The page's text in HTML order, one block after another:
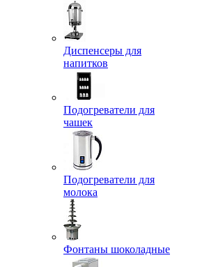
Диспенсеры для
напитков
Подогреватели для
чашек
Подогреватели для
молока
Фонтаны шоколадные